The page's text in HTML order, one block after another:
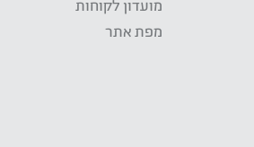
מועדון לקוחות
מפת אתר